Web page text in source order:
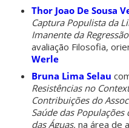
Thor Joao De Sousa
Captura Populista da
Imanente da
avaliação Filosofia,
Werle
Bruna Lima Selau
Resistências no
Contribuições do
Saúde das
das Águas,na área de